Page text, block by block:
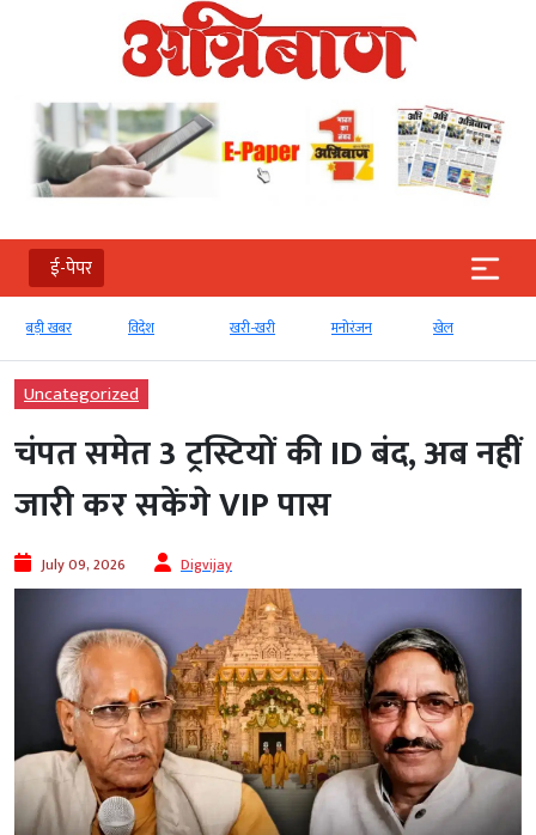
ई-पेपर
बड़ी खबर विदेश खरी-खरी मनोरंजन खेल
Uncategorized
चंपत समेत 3 ट्रस्टियों की ID बंद, अब नहीं
जारी कर सकेंगे VIP पास
July 09, 2026 Digvijay